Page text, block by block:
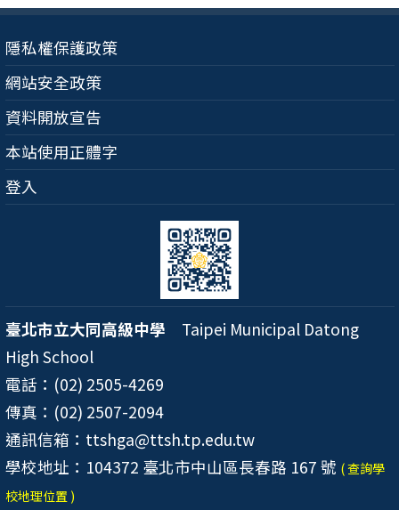
隱私權保護政策
網站安全政策
資料開放宣告
本站使用正體字
登入
臺北市立大同高級中學 Taipei Municipal Datong
High School
電話：(02) 2505-4269
傳真：(02) 2507-2094
通訊信箱：ttshga@ttsh.tp.edu.tw
學校地址：104372 臺北市中山區長春路 167 號 ( 查詢學
校地理位置 )